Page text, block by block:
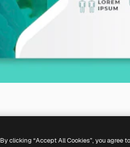
By clicking “Accept All Cookies”, you agree